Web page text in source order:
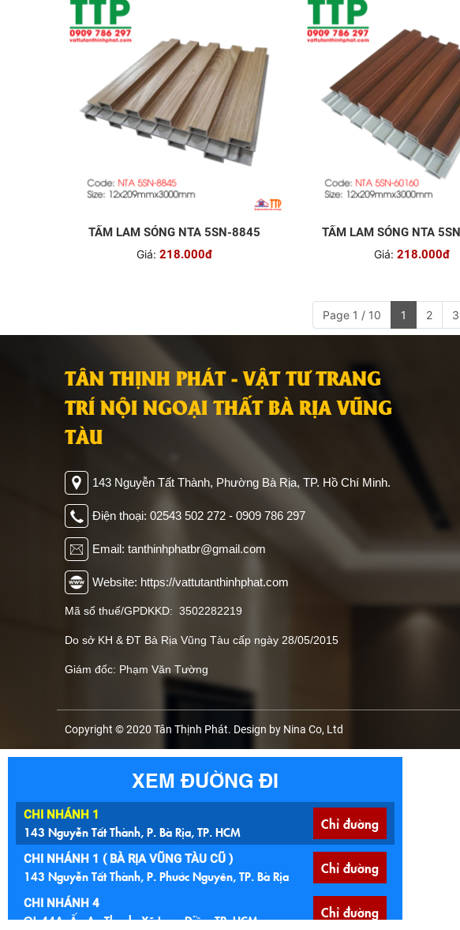
TẤM LAM SÓNG NTA 5SN-8845
Giá: 218.000đ
TẤM LAM SÓNG NTA
Giá: 218.000đ
Page 1 / 10 1 2 3
TÂN THỊNH PHÁT - VẬT TƯ TRANG
TRÍ NỘI NGOẠI THẤT BÀ RỊA VŨNG
TÀU
143 Nguyễn Tất Thành, Phường Bà Rịa, TP. Hồ Chí Minh.
Điện thoại: 02543 502 272 - 0909 786 297
Email: tanthinhphatbr@gmail.com
Website: https://vattutanthinhphat.com
Mã số thuế/GPDKKD: 3502282219
Do sở KH & ĐT Bà Rịa Vũng Tàu cấp ngày 28/05/2015
Giám đốc: Phạm Văn Tường
Copyright © 2020 Tân Thịnh Phát. Design by Nina Co, Ltd
XEM ĐƯỜNG ĐI
CHI NHÁNH 1
143 Nguyễn Tất Thành, P. Bà Rịa, TP. HCM Chỉ đường
CHI NHÁNH 1 ( BÀ RỊA VŨNG TÀU CŨ )
143 Nguyễn Tất Thành, P. Phước Nguyên, TP. Bà Rịa Chỉ đường
CHI NHÁNH 4
QL 44A, Ấp An Thạnh, Xã Long Điền, TP. HCM Chỉ đường